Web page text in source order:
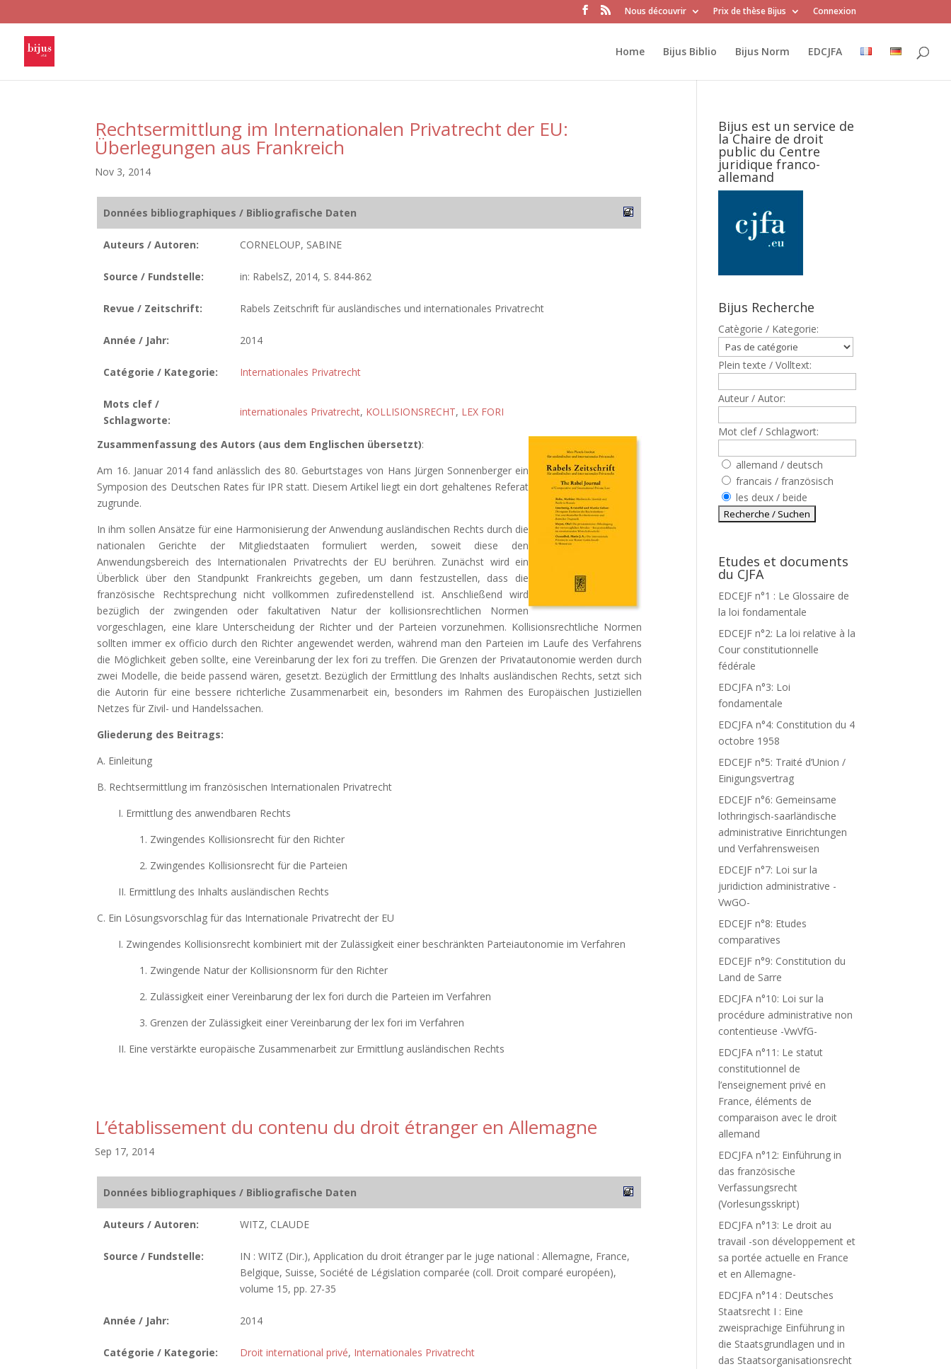
Nous découvrir Prix de thèse Bijus Connexion
Home Bijus Biblio Bijus Norm EDCJFA
Rechtsermittlung im Internationalen Privatrecht der EU:
Überlegungen aus Frankreich
Nov 3, 2014
Données bibliographiques / Bibliografische Daten
Auteurs / Autoren: CORNELOUP, SABINE
Source / Fundstelle: in: RabelsZ, 2014, S. 844-862
Revue / Zeitschrift: Rabels Zeitschrift für ausländisches und internationales Privatrecht
Année / Jahr: 2014
Catégorie / Kategorie: Internationales Privatrecht
Mots clef /
Schlagworte:
internationales Privatrecht, KOLLISIONSRECHT, LEX FORI
Zusammenfassung des Autors (aus dem Englischen übersetzt):
Am 16. Januar 2014 fand anlässlich des 80. Geburtstages von Hans Jürgen Sonnenberger ein
Symposion des Deutschen Rates für IPR statt. Diesem Artikel liegt ein dort gehaltenes Referat
zugrunde.
In ihm sollen Ansätze für eine Harmonisierung der Anwendung ausländischen Rechts durch die
nationalen Gerichte der Mitgliedstaaten formuliert werden, soweit diese den
Anwendungsbereich des Internationalen Privatrechts der EU berühren. Zunächst wird ein
Überblick über den Standpunkt Frankreichts gegeben, um dann festzustellen, dass die
französische Rechtsprechung nicht vollkommen zufiredenstellend ist. Anschließend wird
bezüglich der zwingenden oder fakultativen Natur der kollisionsrechtlichen Normen
vorgeschlagen, eine klare Unterscheidung der Richter und der Parteien vorzunehmen. Kollisionsrechtliche Normen
sollten immer ex officio durch den Richter angewendet werden, während man den Parteien im Laufe des Verfahrens
die Möglichkeit geben sollte, eine Vereinbarung der lex fori zu treffen. Die Grenzen der Privatautonomie werden durch
zwei Modelle, die beide passend wären, gesetzt. Bezüglich der Ermittlung des Inhalts ausländischen Rechts, setzt sich
die Autorin für eine bessere richterliche Zusammenarbeit ein, besonders im Rahmen des Europäischen Justiziellen
Netzes für Zivil- und Handelssachen.
Gliederung des Beitrags:
A. Einleitung
B. Rechtsermittlung im französischen Internationalen Privatrecht
I. Ermittlung des anwendbaren Rechts
1. Zwingendes Kollisionsrecht für den Richter
2. Zwingendes Kollisionsrecht für die Parteien
II. Ermittlung des Inhalts ausländischen Rechts
C. Ein Lösungsvorschlag für das Internationale Privatrecht der EU
I. Zwingendes Kollisionsrecht kombiniert mit der Zulässigkeit einer beschränkten Parteiautonomie im Verfahren
1. Zwingende Natur der Kollisionsnorm für den Richter
2. Zulässigkeit einer Vereinbarung der lex fori durch die Parteien im Verfahren
3. Grenzen der Zulässigkeit einer Vereinbarung der lex fori im Verfahren
II. Eine verstärkte europäische Zusammenarbeit zur Ermittlung ausländischen Rechts
L’établissement du contenu du droit étranger en Allemagne
Sep 17, 2014
Données bibliographiques / Bibliografische Daten
Auteurs / Autoren: WITZ, CLAUDE
Source / Fundstelle:
IN : WITZ (Dir.), Application du droit étranger par le juge national : Allemagne, France,
Belgique, Suisse, Société de Législation comparée (coll. Droit comparé européen),
volume 15, pp. 27-35
Année / Jahr: 2014
Catégorie / Kategorie: Droit international privé, Internationales Privatrecht
Bijus est un service de
la Chaire de droit
public du Centre
juridique franco-
allemand
Bijus Recherche
Catègorie / Kategorie:
Plein texte / Volltext:
Auteur / Autor:
Mot clef / Schlagwort:
allemand / deutsch
francais / französisch
les deux / beide
Etudes et documents
du CJFA
EDCEJF n°1 : Le Glossaire de
la loi fondamentale
EDCEJF n°2: La loi relative à la
Cour constitutionnelle
fédérale
EDCJFA n°3: Loi
fondamentale
EDCJFA n°4: Constitution du 4
octobre 1958
EDCEJF n°5: Traité d’Union /
Einigungsvertrag
EDCEJF n°6: Gemeinsame
lothringisch-saarländische
administrative Einrichtungen
und Verfahrensweisen
EDCEJF n°7: Loi sur la
juridiction administrative -
VwGO-
EDCEJF n°8: Etudes
comparatives
EDCEJF n°9: Constitution du
Land de Sarre
EDCJFA n°10: Loi sur la
procédure administrative non
contentieuse -VwVfG-
EDCJFA n°11: Le statut
constitutionnel de
l’enseignement privé en
France, éléments de
comparaison avec le droit
allemand
EDCJFA n°12: Einführung in
das französische
Verfassungsrecht
(Vorlesungsskript)
EDCJFA n°13: Le droit au
travail -son développement et
sa portée actuelle en France
et en Allemagne-
EDCJFA n°14 : Deutsches
Staatsrecht I : Eine
zweisprachige Einführung in
die Staatsgrundlagen und in
das Staatsorganisationsrecht